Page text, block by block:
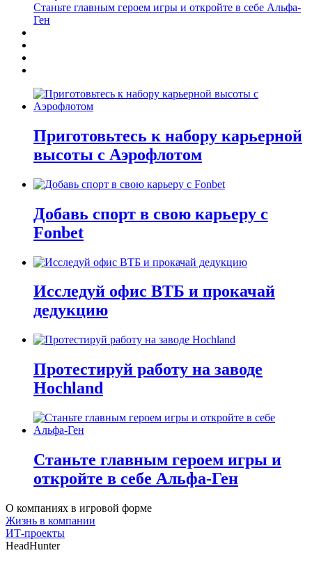
Станьте главным героем игры и откройте в себе Альфа-
Ген
Приготовьтесь к набору карьерной
высоты с Аэрофлотом
Добавь спорт в свою карьеру с
Fonbet
Исследуй офис ВТБ и прокачай
дедукцию
Протестируй работу на заводе
Hochland
Станьте главным героем игры и
откройте в себе Альфа-Ген
О компаниях в игровой форме
Жизнь в компании
ИТ-проекты
HeadHunter